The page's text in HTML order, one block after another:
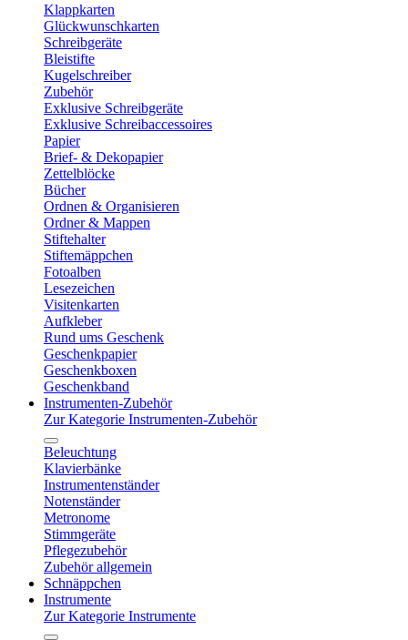
Klappkarten
Glückwunschkarten
Schreibgeräte
Bleistifte
Kugelschreiber
Zubehör
Exklusive Schreibgeräte
Exklusive Schreibaccessoires
Papier
Brief- & Dekopapier
Zettelblöcke
Bücher
Ordnen & Organisieren
Ordner & Mappen
Stiftehalter
Stiftemäppchen
Fotoalben
Lesezeichen
Visitenkarten
Aufkleber
Rund ums Geschenk
Geschenkpapier
Geschenkboxen
Geschenkband
Instrumenten-Zubehör
Zur Kategorie Instrumenten-Zubehör
Beleuchtung
Klavierbänke
Instrumentenständer
Notenständer
Metronome
Stimmgeräte
Pflegezubehör
Zubehör allgemein
Schnäppchen
Instrumente
Zur Kategorie Instrumente